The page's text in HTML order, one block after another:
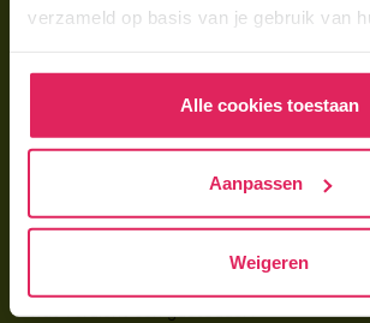
verzameld op basis van je gebruik van
Alle cookies toestaan
Aanpassen
Weigeren
Voor gastouders
Hoe vind ik gastkinderen?
Trainingen & cursussen
Gastouder worden
Wat verdient een gastouder?